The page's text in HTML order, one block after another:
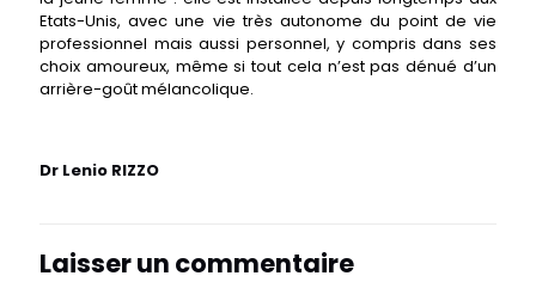
Etats-Unis, avec une vie très autonome du point de vie
professionnel mais aussi personnel, y compris dans ses
choix amoureux, même si tout cela n’est pas dénué d’un
arrière-goût mélancolique.
Dr Lenio RIZZO
Laisser un commentaire